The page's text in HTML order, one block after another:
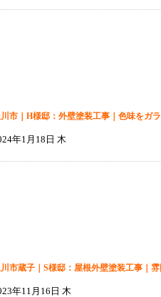
市｜H様邸：外壁塗装工事｜色味をガ
年1月18日 木
市蔵子｜S様邸：屋根外壁塗装工事｜
年11月16日 木